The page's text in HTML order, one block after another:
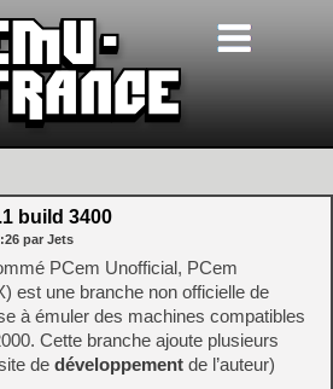
build 3400
par Jets
PCem Unofficial, PCem
est une branche non officielle de
à émuler des machines compatibles
Cette branche ajoute plusieurs
de développement de l’auteur)